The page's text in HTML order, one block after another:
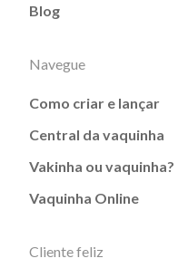
Blog
Navegue
Como criar e lançar
Central da vaquinha
Vakinha ou vaquinha?
Vaquinha Online
Cliente feliz